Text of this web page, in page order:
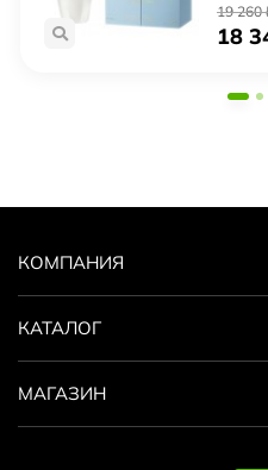
19 260
18
КОМПАНИЯ
КАТАЛОГ
МАГАЗИН